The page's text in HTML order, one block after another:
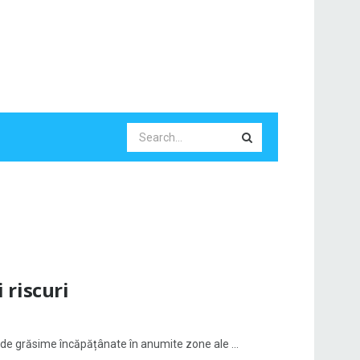
riscuri
grăsime încăpățânate în anumite zone ale ...